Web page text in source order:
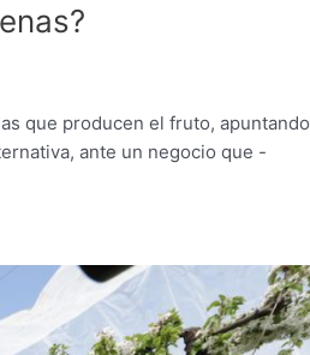
que producen el fruto, apuntando
ante un negocio que -